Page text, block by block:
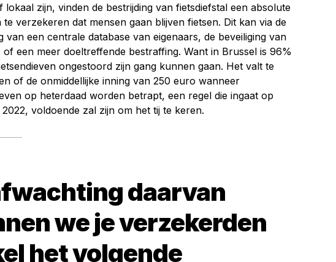
lokaal zijn, vinden de bestrijding van fietsdiefstal een absolute
te verzekeren dat mensen gaan blijven fietsen. Dit kan via de
van een centrale database van eigenaars, de beveiliging van
of een meer doeltreffende bestraffing. Want in Brussel is 96%
ongestoord zijn gang kunnen gaan. Het valt te
of de onmiddellijke inning van 250 euro wanneer
op heterdaad worden betrapt, een regel die ingaat op
2022, voldoende zal zijn om het tij te keren.
daarvan
we je verzekerden
het volgende